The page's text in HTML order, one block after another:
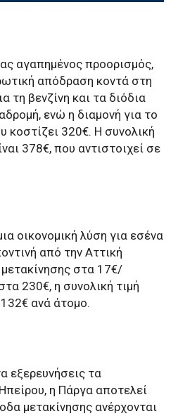
αγαπημένος προορισμός,
απόδραση κοντά στη
τη βενζίνη και τα διόδια
ενώ η διαμονή για το
κοστίζει 320€. Η συνολική
378€, που αντιστοιχεί σε
οικονομική λύση για εσένα
από την Αττική
στα 17€/
230€, η συνολική τιμή
ανά άτομο.
εξερευνήσεις τα
η Πάργα αποτελεί
μετακίνησης ανέρχονται